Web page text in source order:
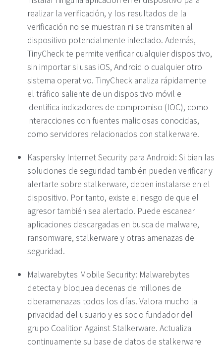
realizar la verificación, y los resultados de la
verificación no se muestran ni se transmiten al
dispositivo potencialmente infectado. Además,
TinyCheck te permite verificar cualquier dispositivo,
sin importar si usas iOS, Android o cualquier otro
sistema operativo. TinyCheck analiza rápidamente
el tráfico saliente de un dispositivo móvil e
identifica indicadores de compromiso (IOC), como
interacciones con fuentes maliciosas conocidas,
como servidores relacionados con stalkerware.
Kaspersky Internet Security para Android: Si bien las
soluciones de seguridad también pueden verificar y
alertarte sobre stalkerware, deben instalarse en el
dispositivo. Por tanto, existe el riesgo de que el
agresor también sea alertado. Puede escanear
aplicaciones descargadas en busca de malware,
ransomware, stalkerware y otras amenazas de
seguridad.
Malwarebytes Mobile Security: Malwarebytes
detecta y bloquea decenas de millones de
ciberamenazas todos los días. Valora mucho la
privacidad del usuario y es socio fundador del
grupo Coalition Against Stalkerware. Actualiza
continuamente su base de datos de stalkerware